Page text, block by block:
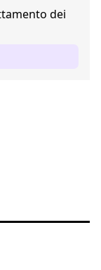
dei